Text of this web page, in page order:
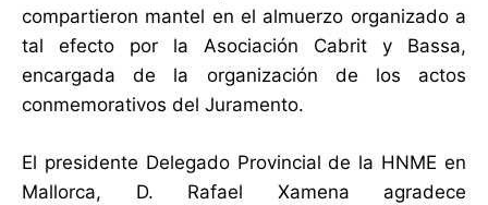
compartieron mantel en el almuerzo organizado a
tal efecto por la Asociación Cabrit y Bassa,
encargada de la organización de los actos
conmemorativos del Juramento.
El presidente Delegado Provincial de la HNME en
Mallorca, D. Rafael Xamena agradece